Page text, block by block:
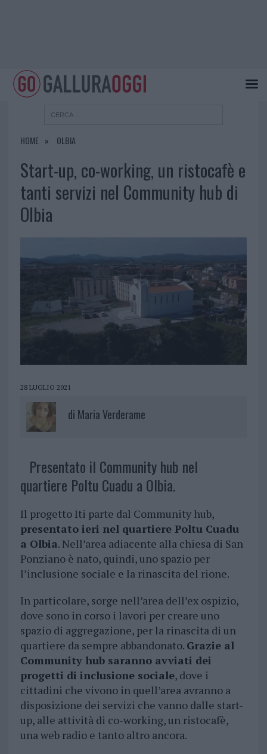
HOME OLBIA
Start-up, co-working, un ristocafè e
tanti servizi nel Community hub di
Olbia
28 LUGLIO 2021
di Maria Verderame
Presentato il Community hub nel
quartiere Poltu Cuadu a Olbia.
Il progetto Iti parte dal Community hub,
presentato ieri nel quartiere Poltu Cuadu
a Olbia. Nell’area adiacente alla chiesa di San
Ponziano è nato, quindi, uno spazio per
l’inclusione sociale e la rinascita del rione.
In particolare, sorge nell’area dell’ex ospizio,
dove sono in corso i lavori per creare uno
spazio di aggregazione, per la rinascita di un
quartiere da sempre abbandonato. Grazie al
Community hub saranno avviati dei
progetti di inclusione sociale, dove i
cittadini che vivono in quell’area avranno a
disposizione dei servizi che vanno dalle start-
up, alle attività di co-working, un ristocafè,
una web radio e tanto altro ancora.